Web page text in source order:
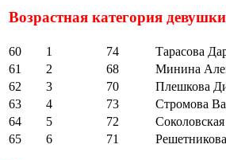
Возрастная категория
60 1 74 Тарасова
61
2 68 Минина
62
3 70 Плешкова
63
4 73 Стромова
64
5 72
65
6 71